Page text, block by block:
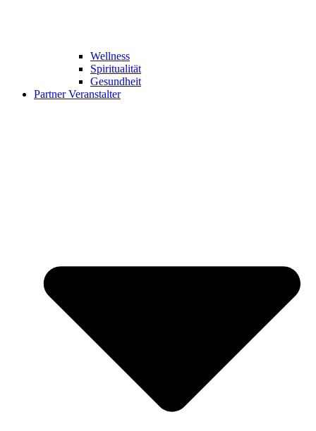
Wellness
Spiritualität
Gesundheit
Partner Veranstalter